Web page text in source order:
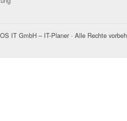
IT GmbH – IT-Planer · Alle Rechte